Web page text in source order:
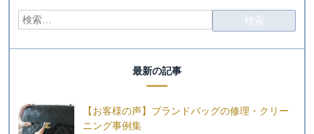
最新の記事
【お客様の声】ブランドバッグの修理・クリー
ニング事例集